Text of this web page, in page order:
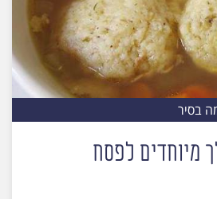
בסיר
מיוחדים לפסח